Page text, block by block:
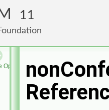
11
OpenFOAM Foundation